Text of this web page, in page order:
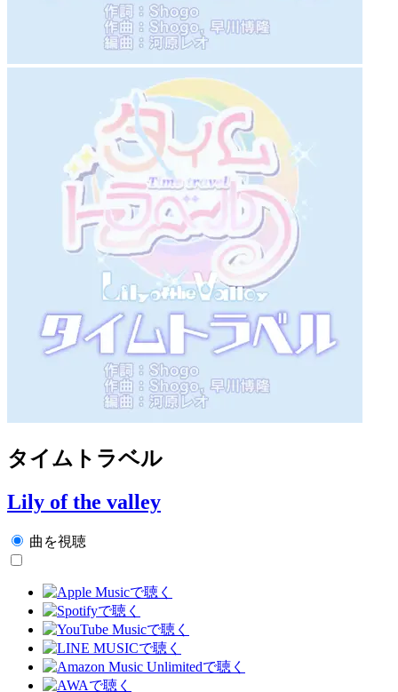
タイムトラベル
Lily of the valley
曲を視聴